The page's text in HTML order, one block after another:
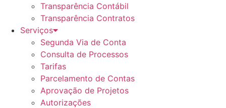
Transparência Contábil
Transparência Contratos
Serviços
Segunda Via de Conta
Consulta de Processos
Tarifas
Parcelamento de Contas
Aprovação de Projetos
Autorizações